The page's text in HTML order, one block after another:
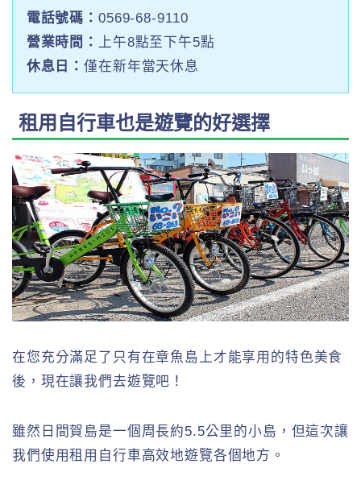
電話號碼： 0569-68-9110
營業時間： 上午8點至下午5點
休息日：僅在新年當天休息
租用自行車也是遊覽的好選擇
在您充分滿足了只有在章魚島上才能享用的特色美食
後，現在讓我們去遊覽吧！
雖然日間賀島是一個周長約5.5公里的小島，但這次讓
我們使用租用自行車高效地遊覽各個地方。